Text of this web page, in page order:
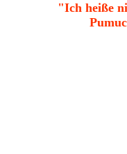
"Ich heiße